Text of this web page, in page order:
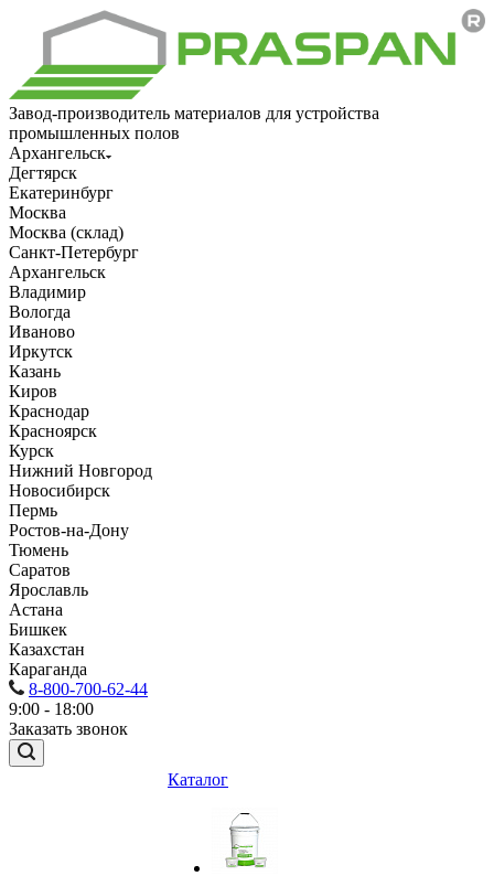
Завод-производитель материалов для устройства
промышленных полов
Архангельск
Дегтярск
Екатеринбург
Москва
Москва (склад)
Санкт-Петербург
Архангельск
Владимир
Вологда
Иваново
Иркутск
Казань
Киров
Краснодар
Красноярск
Курск
Нижний Новгород
Новосибирск
Пермь
Ростов-на-Дону
Тюмень
Саратов
Ярославль
Астана
Бишкек
Казахстан
Караганда
8-800-700-62-44
9:00 - 18:00
Заказать звонок
Каталог